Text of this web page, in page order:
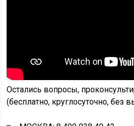
Остались вопросы,
(бесплатно, круглосуточно, без